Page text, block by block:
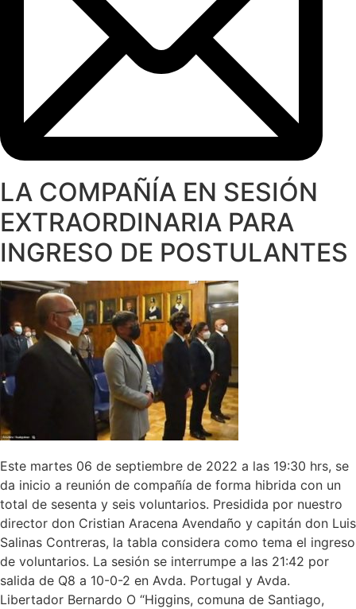
LA COMPAÑÍA EN SESIÓN
EXTRAORDINARIA PARA
INGRESO DE POSTULANTES
Este martes 06 de septiembre de 2022 a las 19:30 hrs, se
da inicio a reunión de compañía de forma hibrida con un
total de sesenta y seis voluntarios. Presidida por nuestro
director don Cristian Aracena Avendaño y capitán don Luis
Salinas Contreras, la tabla considera como tema el ingreso
de voluntarios. La sesión se interrumpe a las 21:42 por
salida de Q8 a 10-0-2 en Avda. Portugal y Avda.
Libertador Bernardo O “Higgins, comuna de Santiago,